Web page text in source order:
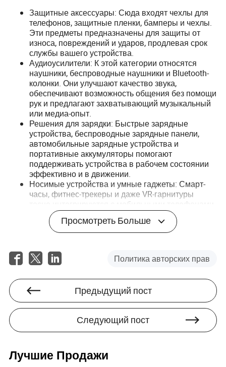
Защитные аксессуары: Сюда входят чехлы для
телефонов, защитные пленки, бамперы и чехлы.
Эти предметы предназначены для защиты от
износа, повреждений и ударов, продлевая срок
службы вашего устройства.
Аудиоусилители: К этой категории относятся
наушники, беспроводные наушники и Bluetooth-
колонки. Они улучшают качество звука,
обеспечивают возможность общения без помощи
рук и предлагают захватывающий музыкальный
или медиа-опыт.
Решения для зарядки: Быстрые зарядные
устройства, беспроводные зарядные панели,
автомобильные зарядные устройства и
портативные аккумуляторы помогают
поддерживать устройства в рабочем состоянии
эффективно и в движении.
Носимые устройства и умные гаджеты: Смарт-
часы, фитнес-трекеры и даже VR-гарнитуры
тесно интегрируются с мобильными телефонами,
предоставляя такие функции, как отслеживание
здоровья, умные уведомления и дополненная
реальность.
хабы, адаптеры, Bluetooth передатчики и HDMI
донглы, которые расширяют возможности
Это функциональное классифицирование позволяет
пользователям определить конкретные улучшения,
которые им нужны, будь то долговечность,
производительность или большая совместимость с
другими устройствами.
Основные причины инвестировать
Просмотреть Больше
Политика авторских прав
Предыдущий пост
Следующий пост
Лучшие Продажи